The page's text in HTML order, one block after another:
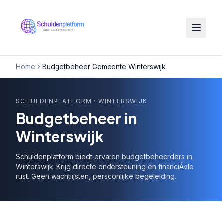
Home Budgetbeheer Gemeente Winterswijk
SCHULDENPLATFORM · WINTERSWIJK
Budgetbeheer in
Winterswijk
Schuldenplatform biedt ervaren budgetbeheerders in
Winterswijk. Krijg directe ondersteuning en financiÃ«le
rust. Geen wachtlijsten, persoonlijke begeleiding.